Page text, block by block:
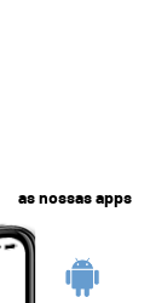
as nossas apps